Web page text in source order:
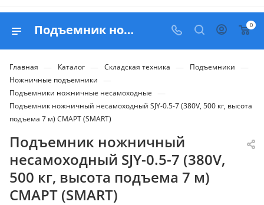
Подъемник ножничный несамоxодный SJY-0.5-7 (380V, 500 кг, высота подъема 7 м) СМАРТ (SMART) - купить в Belapex 0
Главная — Каталог — Складская техника — Подъемники —
Ножничные подъемники —
Подъемники ножничные несамоходные —
Подъемник ножничный несамоxодный SJY-0.5-7 (380V, 500 кг, высота
подъема 7 м) СМАРТ (SMART)
Подъемник ножничный
несамоxодный SJY-0.5-7 (380V,
500 кг, высота подъема 7 м)
СМАРТ (SMART)